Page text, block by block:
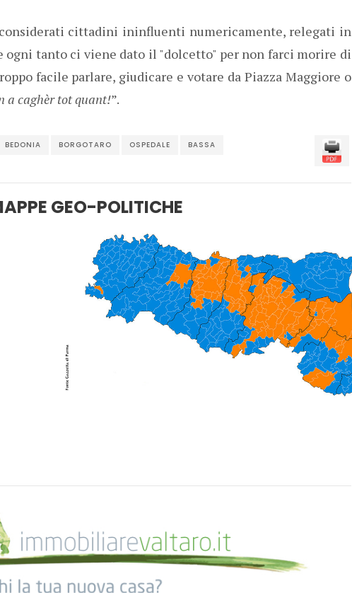
cittadini ininfluenti numericamente, relegati in
ogni tanto ci viene dato il "dolcetto" per non farci morire di
facile parlare, giudicare e votare da Piazza Maggiore o
a caghèr tot quant!”.
BEDONIA BORGOTARO OSPEDALE BASSA
GEO-POLITICHE